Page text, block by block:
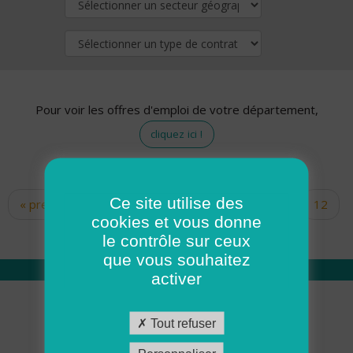
Pour voir les offres d'emploi de votre département,
cliquez ici !
Pages
« premier ‹ précédent … 10
12
14 15 16 17
Qui sommes nous
Académie ADMR
Ce site utilise des
cookies et vous donne
le contrôle sur ceux
que vous souhaitez
activer
Tout refuser